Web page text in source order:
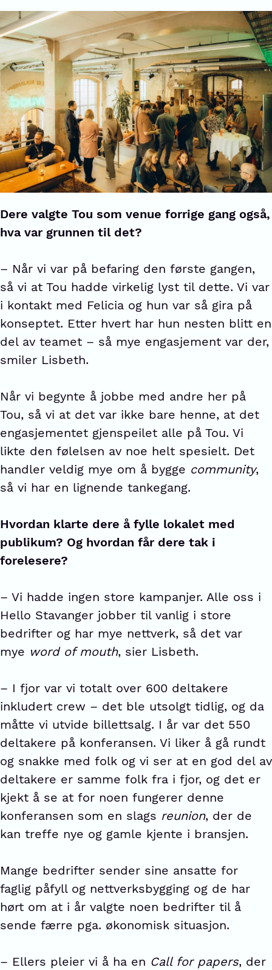
Dere valgte Tou som venue forrige gang også,
hva var grunnen til det?
– Når vi var på befaring den første gangen,
så vi at Tou hadde virkelig lyst til dette. Vi var
i kontakt med Felicia og hun var så gira på
konseptet. Etter hvert har hun nesten blitt en
del av teamet – så mye engasjement var der,
smiler Lisbeth.
Når vi begynte å jobbe med andre her på
Tou, så vi at det var ikke bare henne, at det
engasjementet gjenspeilet alle på Tou. Vi
likte den følelsen av noe helt spesielt. Det
handler veldig mye om å bygge community,
så vi har en lignende tankegang.
Hvordan klarte dere å fylle lokalet med
publikum? Og hvordan får dere tak i
forelesere?
– Vi hadde ingen store kampanjer. Alle oss i
Hello Stavanger jobber til vanlig i store
bedrifter og har mye nettverk, så det var
mye word of mouth, sier Lisbeth.
– I fjor var vi totalt over 600 deltakere
inkludert crew – det ble utsolgt tidlig, og da
måtte vi utvide billettsalg. I år var det 550
deltakere på konferansen. Vi liker å gå rundt
og snakke med folk og vi ser at en god del av
deltakere er samme folk fra i fjor, og det er
kjekt å se at for noen fungerer denne
konferansen som en slags reunion, der de
kan treffe nye og gamle kjente i bransjen.
Mange bedrifter sender sine ansatte for
faglig påfyll og nettverksbygging og de har
hørt om at i år valgte noen bedrifter til å
sende færre pga. økonomisk situasjon.
– Ellers pleier vi å ha en Call for papers, der